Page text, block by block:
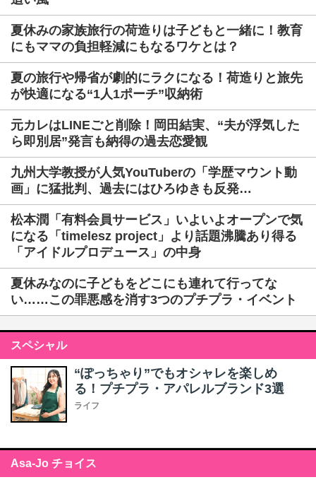
夏休みの家族旅行の荷造りは子どもと一緒に！教育
にもママの負担軽減にもなるワケとは？
夏の旅行や帰省が劇的にラクになる！荷造りと旅先
が快適になる“1人1ポーチ”収納術
元カレはLINEごと削除！岡田結実、“夫が浮気した
ら即別居”発言も納得の過去恋愛観
九州大学教授が人気YouTuberの「学歴マウント動
画」に猛批判、過去にはひろゆきも反発…
松本潤「有料会員サービス」いよいよオープンで気
になる「timelesz project」より話題沸騰あり得る
「アイドルプロデュース」の中身
夏休みなのに子どもをどこにも連れて行ってな
い……この罪悪感を消す3つのプチプラ・イベント
スペシャル
“ぽっちゃり”でもオシャレを楽しめ
る！プチプラ・アパレルブランド3選
ライフ
Asa-Jo チョイス